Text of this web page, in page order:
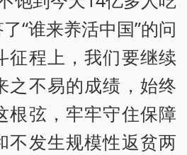
“谁来养活中国”的问
征程上，我们要继续
之不易的成绩，始终
根弦，牢牢守住保障
不发生规模性返贫两